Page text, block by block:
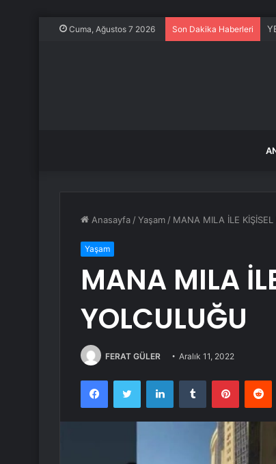
Cuma, Ağustos 7 2026 Son Dakika Haberleri
Anasayfa /Yaşam / MANA MILA İLE
Yaşam
MANA MILA
YOLCULUĞU
FERAT GÜLER Aralık 11, 2022
FacebookTwitter LinkedInTumblr Pinterest